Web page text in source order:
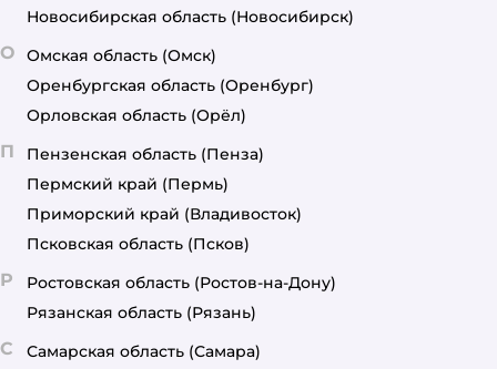
Новосибирская область (Новосибирск)
О Омская область (Омск)
Оренбургская область (Оренбург)
Орловская область (Орёл)
П Пензенская область (Пенза)
Пермский край (Пермь)
Приморский край (Владивосток)
Псковская область (Псков)
Р Ростовская область (Ростов-на-Дону)
Рязанская область (Рязань)
С Самарская область (Самара)